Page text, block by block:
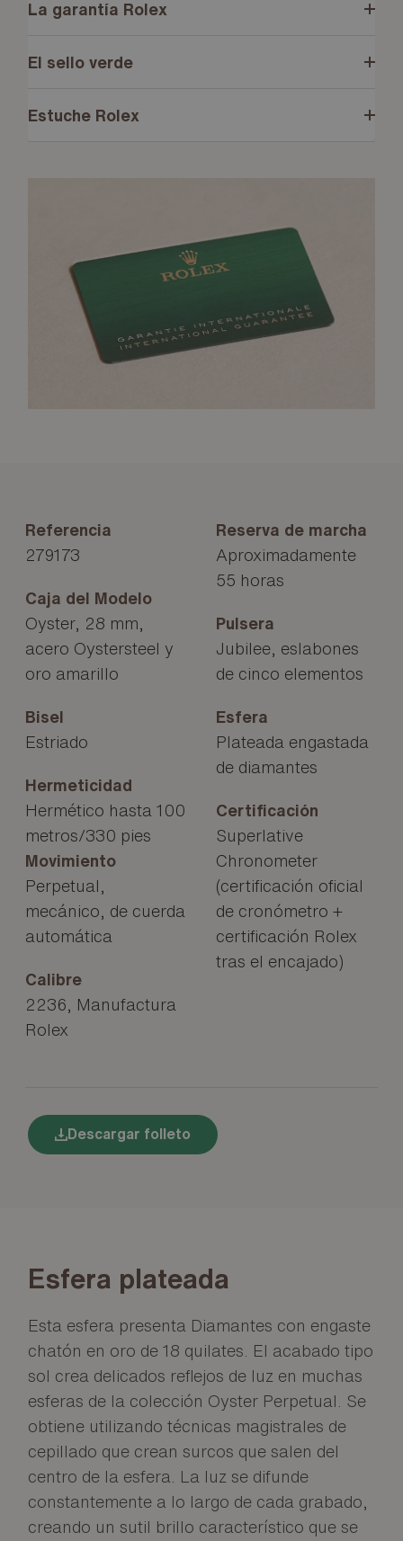
La garantía Rolex
El sello verde
Estuche Rolex
Referencia
279173
Caja del Modelo
Oyster, 28 mm,
acero Oystersteel y
oro amarillo
Bisel
Estriado
Hermeticidad
Hermético hasta 100
metros/330 pies
Movimiento
Perpetual,
mecánico, de cuerda
automática
Calibre
2236, Manufactura
Rolex
Reserva de marcha
Aproximadamente
55 horas
Pulsera
Jubilee, eslabones
de cinco elementos
Esfera
Plateada engastada
de diamantes
Certificación
Superlative
Chronometer
(certificación oficial
de cronómetro +
certificación Rolex
tras el encajado)
Descargar folleto
Esfera plateada
Esta esfera presenta Diamantes con engaste
chatón en oro de 18 quilates. El acabado tipo
sol crea delicados reflejos de luz en muchas
esferas de la colección Oyster Perpetual. Se
obtiene utilizando técnicas magistrales de
cepillado que crean surcos que salen del
centro de la esfera. La luz se difunde
constantemente a lo largo de cada grabado,
creando un sutil brillo característico que se